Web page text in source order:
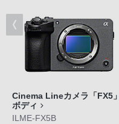
Cinema Lineカメラ「FX5」
ボディ
ILME-FX5B